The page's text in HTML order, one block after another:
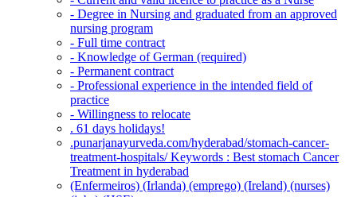
- Degree in Nursing and graduated from an approved
nursing program
- Full time contract
- Knowledge of German (required)
- Permanent contract
- Professional experience in the intended field of
practice
- Willingness to relocate
. 61 days holidays!
.punarjanayurveda.com/hyderabad/stomach-cancer-
treatment-hospitals/ Keywords : Best stomach Cancer
Treatment in hyderabad
(Enfermeiros) (Irlanda) (emprego) (Ireland) (nurses)